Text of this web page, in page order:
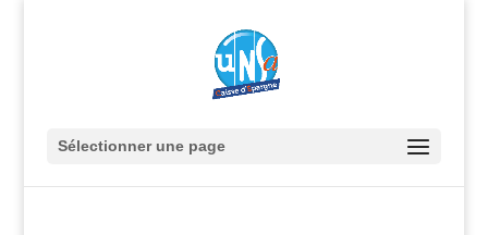
Sélectionner une page